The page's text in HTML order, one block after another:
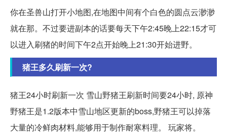
你在圣兽山打开小地图,在地图中间有个白色的圆点云渺渺
就在那。不过要进副本的话要每天下午2:45晚上22:15才可
以进入刷猪的时间下午2点开始晚上21:30开始进野。
猪王多久刷新一次?
猪王24小时刷新一次 雪山野猪王刷新时间要24小时, 原神
野猪王是1.2版本中雪山地区更新的boss,野猪王可以掉落
大量的冷鲜肉材料,能够用于制作耐寒料理。 玩家将。